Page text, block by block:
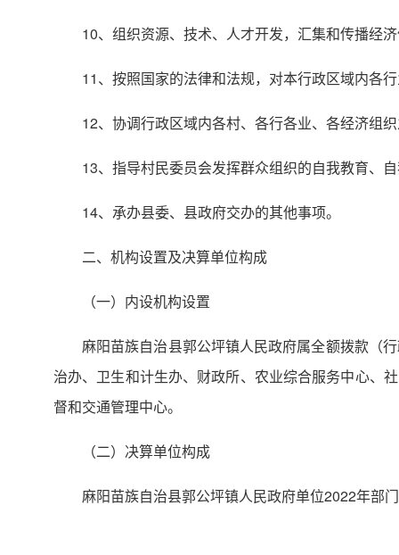
10、组织资源、技术、人才开发，汇集和传播经
11、按照国家的法律和法规，对本行政区域内各
12、协调行政区域内各村、各行各业、各经济组
13、指导村民委员会发挥群众组织的自我教育、
14、承办县委、县政府交办的其他事项。
二、机构设置及决算单位构成
（一）内设机构设置
麻阳苗族自治县郭公坪镇人民政府属全额拨款（
治办、卫生和计生办、财政所、农业综合服务中心、
督和交通管理中心。
（二）决算单位构成
麻阳苗族自治县郭公坪镇人民政府单位2022年部